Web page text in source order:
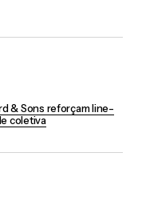
& Sons reforçam line-
coletiva